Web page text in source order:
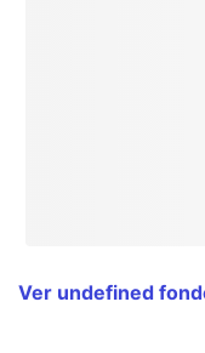
Ver undefined